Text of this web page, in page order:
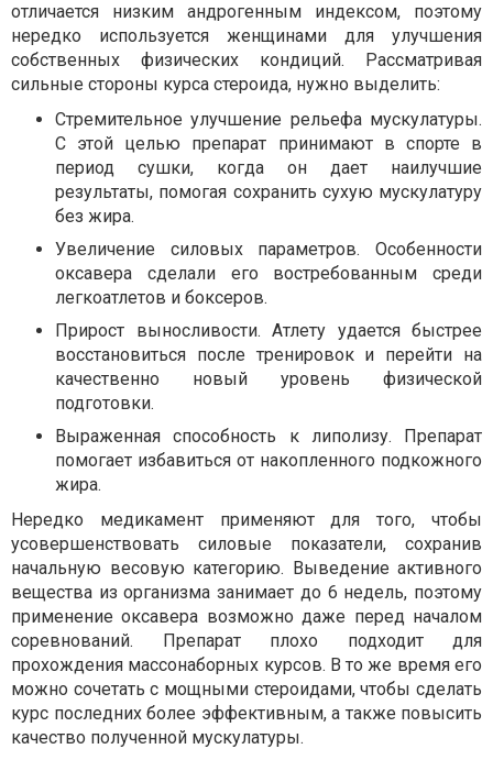
отличается низким андрогенным индексом, поэтому
нередко используется женщинами для улучшения
собственных физических кондиций. Рассматривая
сильные стороны курса стероида, нужно выделить:
Стремительное улучшение рельефа мускулатуры.
С этой целью препарат принимают в спорте в
период сушки, когда он дает наилучшие
результаты, помогая сохранить сухую мускулатуру
без жира.
Увеличение силовых параметров. Особенности
оксавера сделали его востребованным среди
легкоатлетов и боксеров.
Прирост выносливости. Атлету удается быстрее
восстановиться после тренировок и перейти на
качественно новый уровень физической
подготовки.
Выраженная способность к липолизу. Препарат
помогает избавиться от накопленного подкожного
жира.
Нередко медикамент применяют для того, чтобы
усовершенствовать силовые показатели, сохранив
начальную весовую категорию. Выведение активного
вещества из организма занимает до 6 недель, поэтому
применение оксавера возможно даже перед началом
соревнований. Препарат плохо подходит для
прохождения массонаборных курсов. В то же время его
можно сочетать с мощными стероидами, чтобы сделать
курс последних более эффективным, а также повысить
качество полученной мускулатуры.